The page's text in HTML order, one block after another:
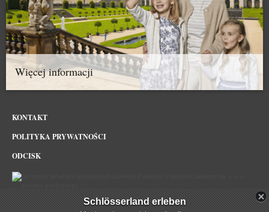
Więcej informacji
KONTAKT
POLITYKA PRYWATNOŚCI
ODCISK
Schloesserland Sachsen w sieci
Schlösserland erleben